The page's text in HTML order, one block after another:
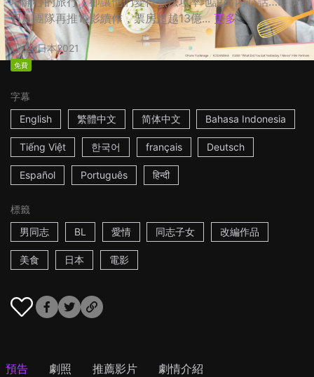
日劇團隊再推電影續作，票房超越13億... 更多
2h日本2021
免費
字幕
English
繁體中文 简体中文 Bahasa Indonesia
Tiếng Việt 한국어 français Deutsch
Español Português हिन्दी
標籤
男同志
BL 愛情 同志子女 改編作品
美食 日本 電影
預告 劇照 推薦影片 劇情介紹